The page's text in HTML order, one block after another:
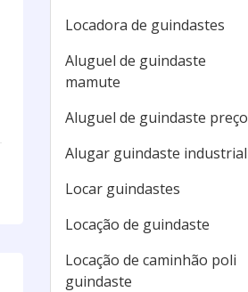
Locadora de guindastes
Aluguel de guindaste
mamute
Aluguel de guindaste preço
Alugar guindaste industrial
Locar guindastes
Locação de guindaste
Locação de caminhão poli
guindaste